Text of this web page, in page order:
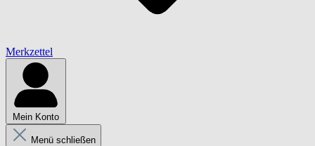
Merkzettel
Mein Konto
Menü schließen